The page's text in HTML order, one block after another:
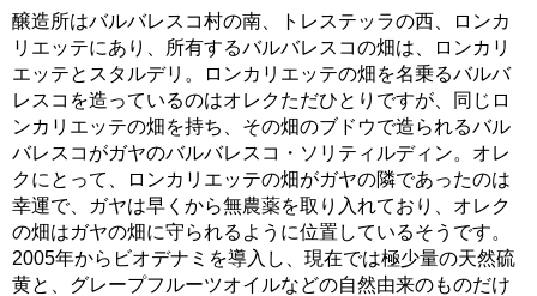
醸造所はバルバレスコ村の南、トレステッラの西、ロンカ
リエッテにあり、所有するバルバレスコの畑は、ロンカリ
エッテとスタルデリ。ロンカリエッテの畑を名乗るバルバ
レスコを造っているのはオレクただひとりですが、同じロ
ンカリエッテの畑を持ち、その畑のブドウで造られるバル
バレスコがガヤのバルバレスコ・ソリティルディン。オレ
クにとって、ロンカリエッテの畑がガヤの隣であったのは
幸運で、ガヤは早くから無農薬を取り入れており、オレク
の畑はガヤの畑に守られるように位置しているそうです。
2005年からビオデナミを導入し、現在では極少量の天然硫
黄と、グレープフルーツオイルなどの自然由来のものだけ